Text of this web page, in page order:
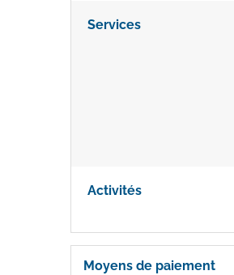
Services
Activités
Moyens de paiement